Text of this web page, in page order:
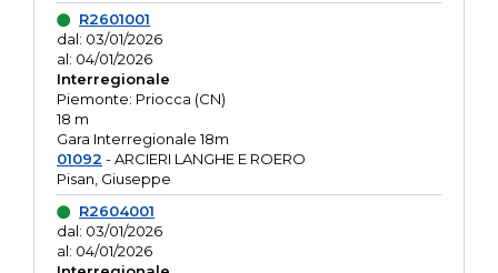
R2601001
dal: 03/01/2026
al: 04/01/2026
Interregionale
Piemonte: Priocca (CN)
18 m
Gara Interregionale 18m
01092 - ARCIERI LANGHE E ROERO
Pisan, Giuseppe
R2604001
dal: 03/01/2026
al: 04/01/2026